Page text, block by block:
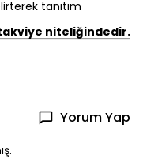
tanıtım
niteliğindedir.
Yorum Yap